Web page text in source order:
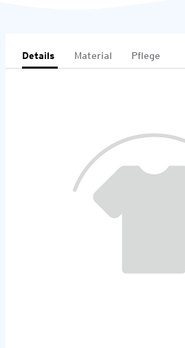
Details Material Pflege